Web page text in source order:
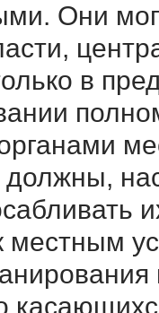
Они
в
местным